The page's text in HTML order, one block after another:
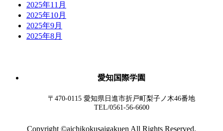
2025年11月
2025年10月
2025年9月
2025年8月
愛知国際学園
〒470-0115 愛知県日進市折戸町梨子ノ木46番地
TEL/0561-56-6600
Copyright ©aichikokusaigakuen All Rights Reserved.